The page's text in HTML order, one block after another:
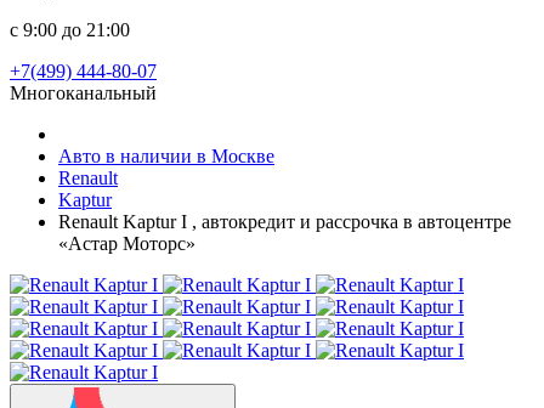
с 9:00 до 21:00
+7(499) 444-80-07
Многоканальный
Авто в наличии в Москве
Renault
Kaptur
Renault Kaptur I , автокредит и рассрочка в автоцентре
«Астар Моторс»